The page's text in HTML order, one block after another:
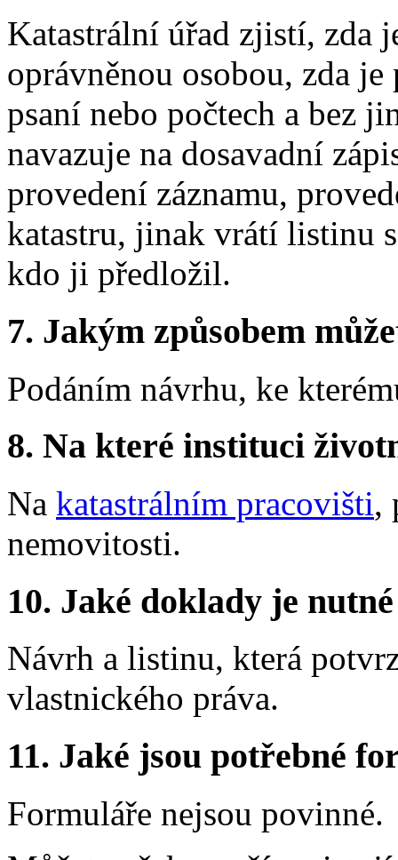
Katastrální úřad zjistí, zda
oprávněnou osobou, zda
psaní nebo počtech a bez
navazuje na dosavadní
provedení záznamu,
katastru, jinak vrátí listinu
kdo ji předložil.
7. Jakým způsobem
Podáním návrhu, ke
8. Na které instituci
Na katastrálním pracovišti,
nemovitosti.
10. Jaké doklady je
Návrh a listinu, která
vlastnického práva.
11. Jaké jsou potřebné
Formuláře nejsou povinné.